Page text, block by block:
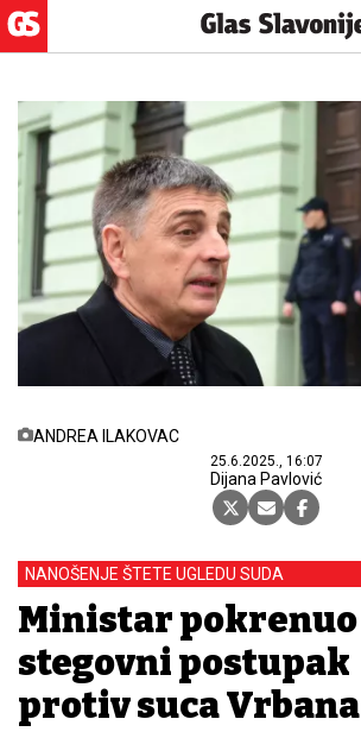
ANDREA ILAKOVAC
25.6.2025., 16:07
Dijana Pavlović
NANOŠENJE ŠTETE UGLEDU SUDA
Ministar pokrenuo
stegovni postupak
protiv suca Vrbana